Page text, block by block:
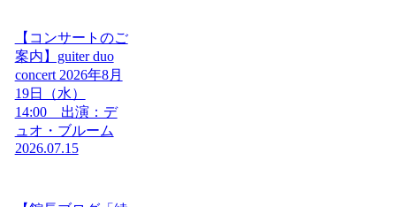
【コンサートのご
案内】guiter duo
concert 2026年8月
19日（水）
14:00 出演：デ
ュオ・ブルーム
2026.07.15